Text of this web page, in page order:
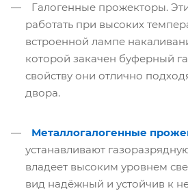
Галогенные прожекторы.
работать при высоких
встроенной лампе
которой закачен буферный
свойству они отлично
двора.
Металлогалогенные
устанавливают
владеет высоким уровнем
вид надёжный и устойчив к